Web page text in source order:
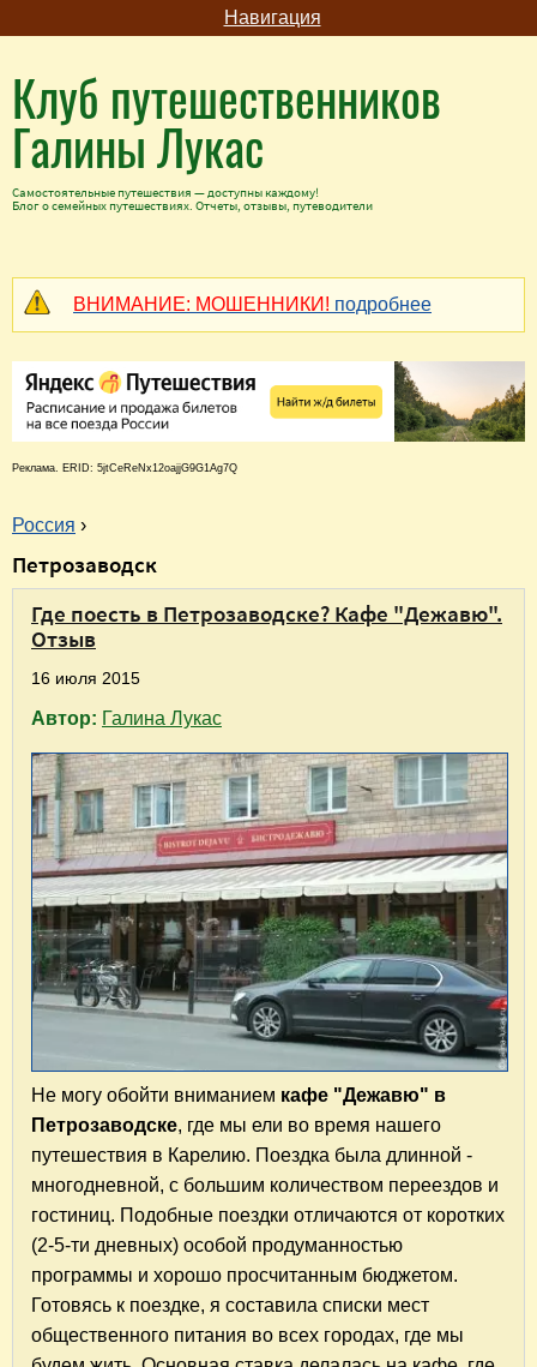
Навигация
Клуб путешественников
Галины Лукас
Самостоятельные путешествия — доступны каждому!
Блог о семейных путешествиях. Отчеты, отзывы, путеводители
ВНИМАНИЕ: МОШЕННИКИ! подробнее
Реклама. ERID: 5jtCeReNx12oajjG9G1Ag7Q
В
ы
Россия ›
Петрозаводск
Где поесть в Петрозаводске? Кафе "Дежавю".
Отзыв
16 июля 2015
Автор: Галина Лукас
Не могу обойти вниманием кафе "Дежавю" в
Петрозаводске, где мы ели во время нашего
путешествия в Карелию. Поездка была длинной -
многодневной, с большим количеством переездов и
гостиниц. Подобные поездки отличаются от коротких
(2-5-ти дневных) особой продуманностью
программы и хорошо просчитанным бюджетом.
Готовясь к поездке, я составила списки мест
общественного питания во всех городах, где мы